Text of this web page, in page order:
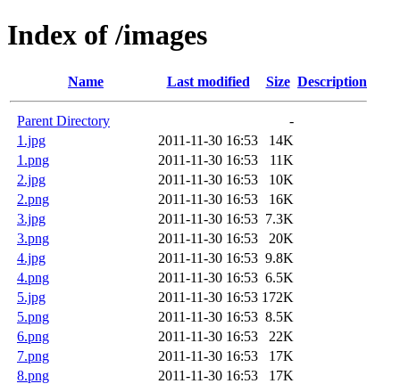
Index of /images
Name Last modified Size Description
Parent Directory
-
1.jpg
2011-11-30 16:53
14K
1.png
2011-11-30 16:53
11K
2.jpg
2011-11-30 16:53
10K
2.png
2011-11-30 16:53
16K
3.jpg
2011-11-30 16:53 7.3K
3.png
2011-11-30 16:53
20K
4.jpg
2011-11-30 16:53 9.8K
4.png
2011-11-30 16:53 6.5K
5.jpg
2011-11-30 16:53 172K
5.png
2011-11-30 16:53 8.5K
6.png
2011-11-30 16:53
22K
7.png
2011-11-30 16:53
17K
8.png
2011-11-30 16:53
17K